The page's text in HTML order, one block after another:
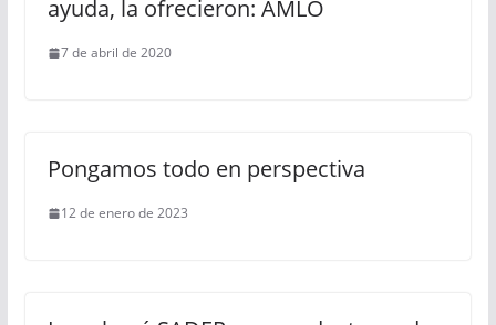
ayuda, la ofrecieron: AMLO
7 de abril de 2020
Pongamos todo en perspectiva
12 de enero de 2023